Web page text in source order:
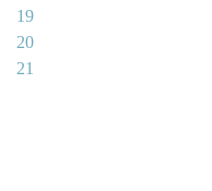
19
20
21